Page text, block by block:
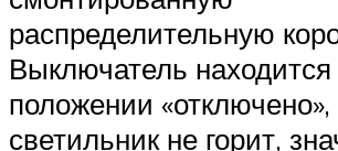
распределительную
Выключатель находится
положении «отключено»,
светильник не горит,